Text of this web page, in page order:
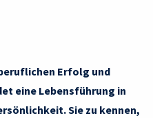
Erfolg und
eine Lebensführung in
Sie zu kennen,